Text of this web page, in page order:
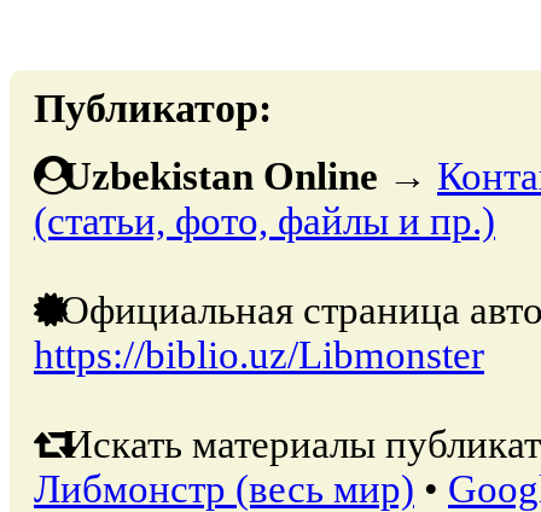
Публикатор:
Uzbekistan Online →
(статьи, фото, файлы и пр.)
Официальная страница
https://biblio.uz/Libmonster
Искать материалы
Либмонстр (весь мир) •